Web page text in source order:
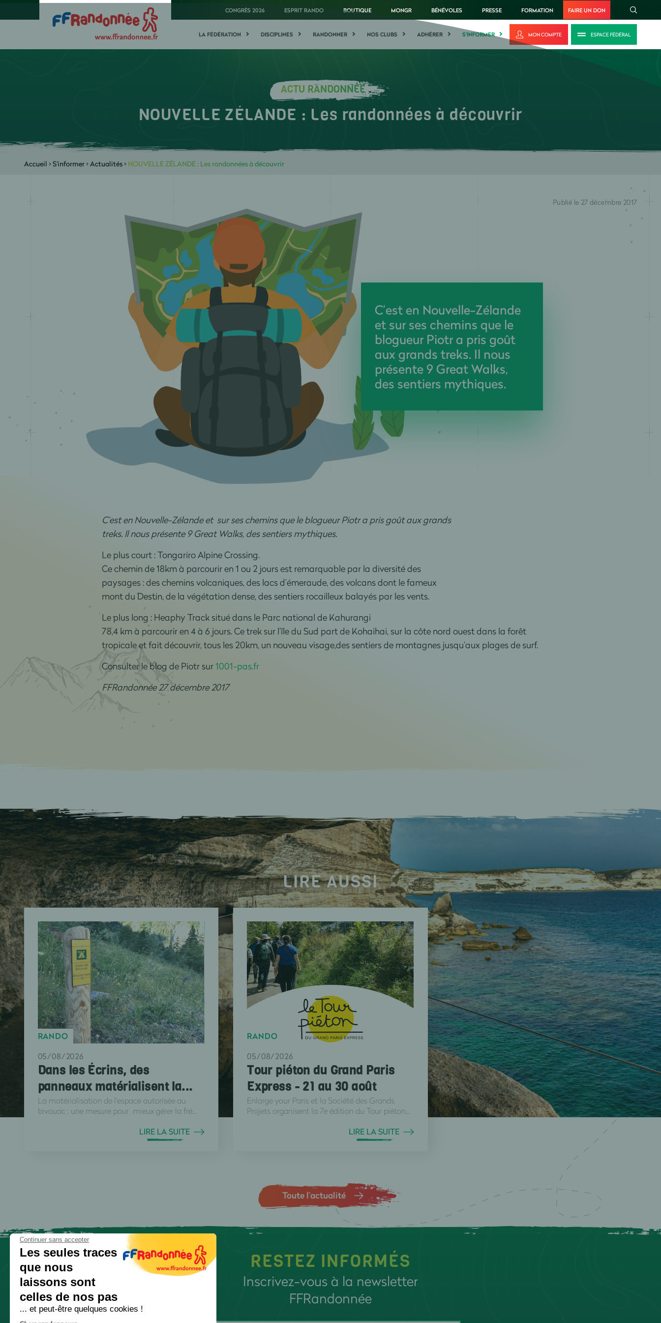
CONGRÈS 2026 ESPRIT RANDO BOUTIQUE MONGR BÉNÉVOLES PRESSE FORMATION FAIRE UN DON
LA FÉDÉRATION DISCIPLINES RANDONNER NOS CLUBS ADHÉRER S'INFORMER MON COMPTE ESPACE FÉDÉRAL
ACTU RANDONNÉE
NOUVELLE ZÉLANDE : Les randonnées à découvrir
Accueil >S'informer>Actualités> NOUVELLE ZÉLANDE : Les randonnées à découvrir
C’est en Nouvelle-Zélande
et sur ses chemins que le
blogueur Piotr a pris goût
aux grands treks. Il nous
présente 9 Great Walks,
des sentiers mythiques.
Publié le 27 décembre 2017
C’est en Nouvelle-Zélande et sur ses chemins que le blogueur Piotr a pris goût aux grands
treks. Il nous présente 9 Great Walks, des sentiers mythiques.
Le plus court : Tongariro Alpine Crossing.
Ce chemin de 18km à parcourir en 1 ou 2 jours est remarquable par la diversité des
paysages : des chemins volcaniques, des lacs d’émeraude, des volcans dont le fameux
mont du Destin, de la végétation dense, des sentiers rocailleux balayés par les vents.
Le plus long : Heaphy Track situé dans le Parc national de Kahurangi
78,4 km à parcourir en 4 à 6 jours. Ce trek sur l’île du Sud part de Kohaihai, sur la côte nord ouest dans la forêt
tropicale et fait découvrir, tous les 20km, un nouveau visage,des sentiers de montagnes jusqu’aux plages de surf.
Consulter le blog de Piotr sur1001-pas.fr
FFRandonnée 27 décembre 2017
LIRE AUSSI
RANDO
05/08/2026
Dans les Écrins, des
panneaux matérialisent la...
La matérialisation de l'espace autorisée au
bivouac : une mesure pour mieux gérer la fré...
LIRE LA SUITE
RANDO
05/08/2026
Tour piéton du Grand Paris
Express - 21 au 30 août
Enlarge your Paris et la Société des Grands
Projets organisent la 7e édition du Tour piéton...
LIRE LA SUITE
Toute l’actualité
RESTEZ INFORMÉS
Inscrivez-vous à la newsletter
FFRandonnée
Continuer sans accepter
Les seules traces
que nous
laissons sont
celles de nos pas
... et peut-être quelques cookies !